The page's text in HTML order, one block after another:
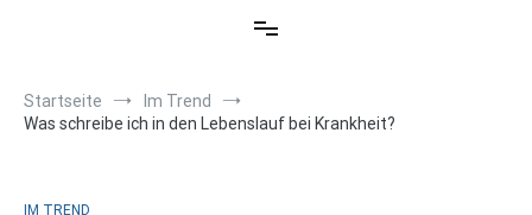
Startseite
Im Trend
Was schreibe ich in den Lebenslauf bei Krankheit?
IM TREND